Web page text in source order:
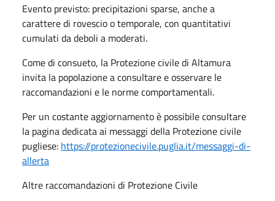
Evento previsto: precipitazioni sparse, anche a
carattere di rovescio o temporale, con quantitativi
cumulati da deboli a moderati.
Come di consueto, la Protezione civile di Altamura
invita la popolazione a consultare e osservare le
raccomandazioni e le norme comportamentali.
Per un costante aggiornamento è possibile consultare
la pagina dedicata ai messaggi della Protezione civile
pugliese: https://protezionecivile.puglia.it/messaggi-di-
allerta
Altre raccomandazioni di Protezione Civile